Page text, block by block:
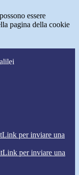
essere
pagina della cookie
Link per inviare una
Link per inviare una